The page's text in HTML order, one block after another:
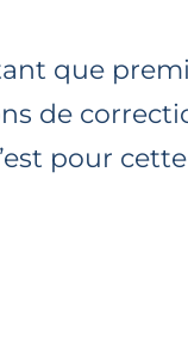
que
de
pour